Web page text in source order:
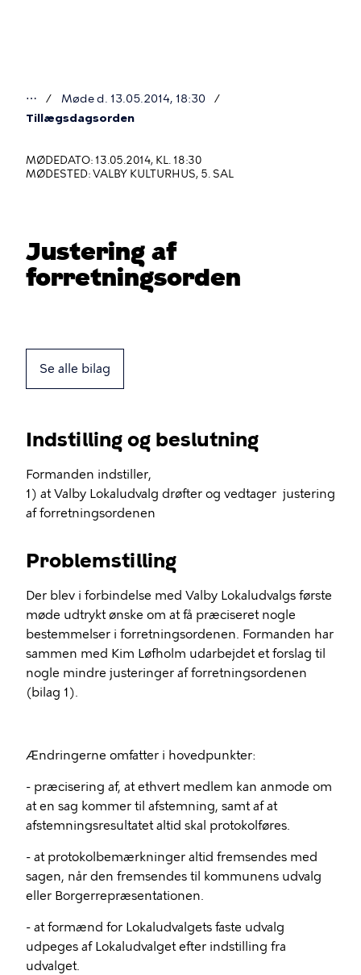
Du
her
⋯
Møde d. 13.05.2014, 18:30
Tillægsdagsorden
MØDEDATO: 13.05.2014, KL. 18:30
MØDESTED: VALBY KULTURHUS, 5. SAL
Justering af
forretningsorden
Se alle bilag
Indstilling og beslutning
Formanden indstiller,
1) at Valby Lokaludvalg drøfter og vedtager justering
af forretningsordenen
Problemstilling
Der blev i forbindelse med Valby Lokaludvalgs første
møde udtrykt ønske om at få præciseret nogle
bestemmelser i forretningsordenen. Formanden har
sammen med Kim Løfholm udarbejdet et forslag til
nogle mindre justeringer af forretningsordenen
(bilag 1).
Ændringerne omfatter i hovedpunkter:
- præcisering af, at ethvert medlem kan anmode om
at en sag kommer til afstemning, samt af at
afstemningsresultatet altid skal protokolføres.
- at protokolbemærkninger altid fremsendes med
sagen, når den fremsendes til kommunens udvalg
eller Borgerrepræsentationen.
- at formænd for Lokaludvalgets faste udvalg
udpeges af Lokaludvalget efter indstilling fra
udvalget.